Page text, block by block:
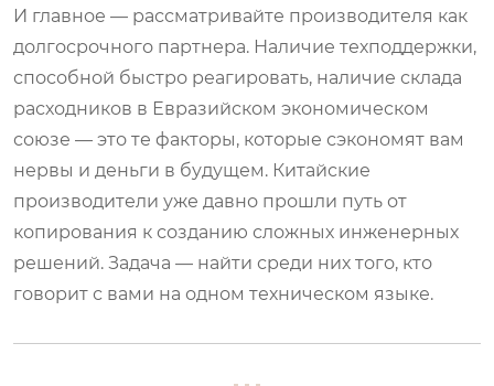
И главное — рассматривайте производителя как
долгосрочного партнера. Наличие техподдержки,
способной быстро реагировать, наличие склада
расходников в Евразийском экономическом
союзе — это те факторы, которые сэкономят вам
нервы и деньги в будущем. Китайские
производители уже давно прошли путь от
копирования к созданию сложных инженерных
решений. Задача — найти среди них того, кто
говорит с вами на одном техническом языке.